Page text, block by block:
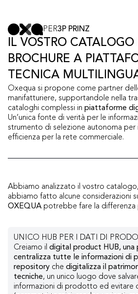
PER3P PRINZ
IL VOSTRO CATALOGO
BROCHURE A
TECNICA
Oxequa si propone come partner
manifatturiere, supportandole nella
cataloghi complessi in piattaforme
Un’unica fonte di verità per le
strumento di selezione autonoma per
efficienza per la rete commerciale.
Abbiamo analizzato il vostro
abbiamo fatto alcune considerazioni
OXEQUA potrebbe fare la differenza
UNICO HUB PER I DATI DI
Creiamo il digital product HUB, una
centralizza tutte le informazioni di
repository che digitalizza il
tecniche, un unico luogo dove
informazioni di prodotto ed evitare